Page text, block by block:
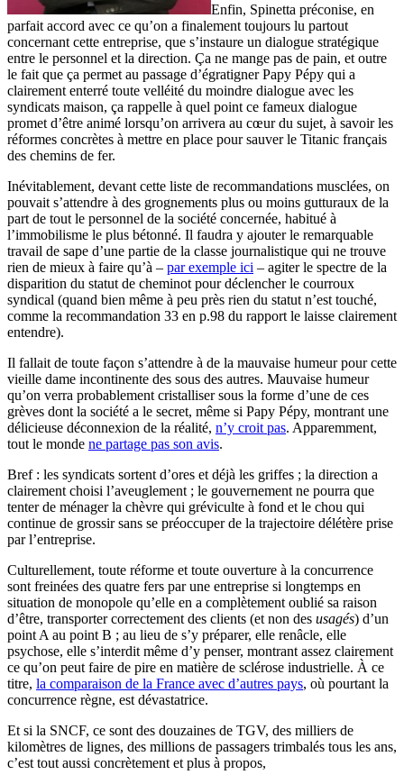
Enfin, Spinetta préconise, en
parfait accord avec ce qu’on a finalement toujours lu partout
concernant cette entreprise, que s’instaure un dialogue stratégique
entre le personnel et la direction. Ça ne mange pas de pain, et outre
le fait que ça permet au passage d’égratigner Papy Pépy qui a
clairement enterré toute velléité du moindre dialogue avec les
syndicats maison, ça rappelle à quel point ce fameux dialogue
promet d’être animé lorsqu’on arrivera au cœur du sujet, à savoir les
réformes concrètes à mettre en place pour sauver le Titanic français
des chemins de fer.
Inévitablement, devant cette liste de recommandations musclées, on
pouvait s’attendre à des grognements plus ou moins gutturaux de la
part de tout le personnel de la société concernée, habitué à
l’immobilisme le plus bétonné. Il faudra y ajouter le remarquable
travail de sape d’une partie de la classe journalistique qui ne trouve
rien de mieux à faire qu’à – par exemple ici – agiter le spectre de la
disparition du statut de cheminot pour déclencher le courroux
syndical (quand bien même à peu près rien du statut n’est touché,
comme la recommandation 33 en p.98 du rapport le laisse clairement
entendre).
Il fallait de toute façon s’attendre à de la mauvaise humeur pour cette
vieille dame incontinente des sous des autres. Mauvaise humeur
qu’on verra probablement cristalliser sous la forme d’une de ces
grèves dont la société a le secret, même si Papy Pépy, montrant une
délicieuse déconnexion de la réalité, n’y croit pas. Apparemment,
tout le monde ne partage pas son avis.
Bref : les syndicats sortent d’ores et déjà les griffes ; la direction a
clairement choisi l’aveuglement ; le gouvernement ne pourra que
tenter de ménager la chèvre qui gréviculte à fond et le chou qui
continue de grossir sans se préoccuper de la trajectoire délétère prise
par l’entreprise.
Culturellement, toute réforme et toute ouverture à la concurrence
sont freinées des quatre fers par une entreprise si longtemps en
situation de monopole qu’elle en a complètement oublié sa raison
d’être, transporter correctement des clients (et non des usagés) d’un
point A au point B ; au lieu de s’y préparer, elle renâcle, elle
psychose, elle s’interdit même d’y penser, montrant assez clairement
ce qu’on peut faire de pire en matière de sclérose industrielle. À ce
titre, la comparaison de la France avec d’autres pays, où pourtant la
concurrence règne, est dévastatrice.
Et si la SNCF, ce sont des douzaines de TGV, des milliers de
kilomètres de lignes, des millions de passagers trimbalés tous les ans,
c’est tout aussi concrètement et plus à propos,